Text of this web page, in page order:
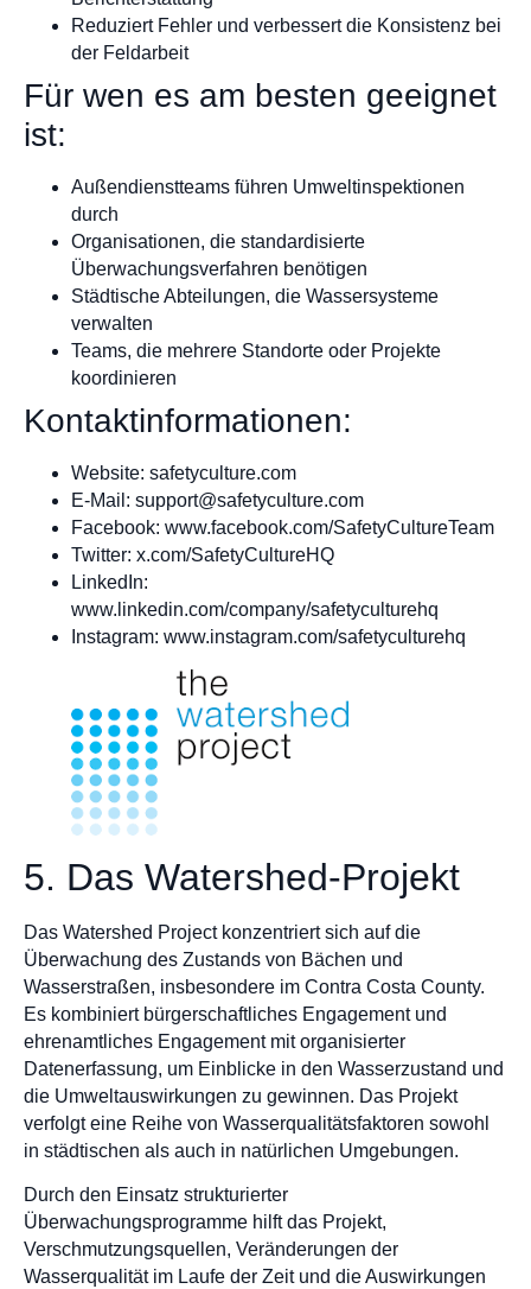
Reduziert Fehler und verbessert die Konsistenz bei
der Feldarbeit
Für wen es am besten geeignet
ist:
Außendienstteams führen Umweltinspektionen
durch
Organisationen, die standardisierte
Überwachungsverfahren benötigen
Städtische Abteilungen, die Wassersysteme
verwalten
Teams, die mehrere Standorte oder Projekte
koordinieren
Kontaktinformationen:
Website: safetyculture.com
E-Mail: support@safetyculture.com
Facebook: www.facebook.com/SafetyCultureTeam
Twitter: x.com/SafetyCultureHQ
LinkedIn:
www.linkedin.com/company/safetyculturehq
Instagram: www.instagram.com/safetyculturehq
5. Das Watershed-Projekt
Das Watershed Project konzentriert sich auf die
Überwachung des Zustands von Bächen und
Wasserstraßen, insbesondere im Contra Costa County.
Es kombiniert bürgerschaftliches Engagement und
ehrenamtliches Engagement mit organisierter
Datenerfassung, um Einblicke in den Wasserzustand und
die Umweltauswirkungen zu gewinnen. Das Projekt
verfolgt eine Reihe von Wasserqualitätsfaktoren sowohl
in städtischen als auch in natürlichen Umgebungen.
Durch den Einsatz strukturierter
Überwachungsprogramme hilft das Projekt,
Verschmutzungsquellen, Veränderungen der
Wasserqualität im Laufe der Zeit und die Auswirkungen